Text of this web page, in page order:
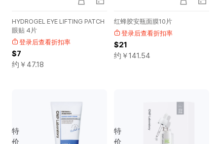
HYDROGEL EYE LIFTING PATCH
眼贴 4片
登录后查看折扣率
$7
约￥ 47.18
红蜂胶安瓶面膜10片
登录后查看折扣率
$21
约￥141.54
特
价
特
价